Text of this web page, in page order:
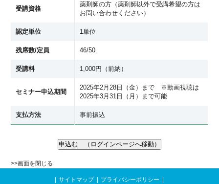
受講資格
薬剤師の方（薬剤師以外で受講希望の方は
お問い合わせください）
認定単位 1単位
残席数/定員 46/50
受講料 1,000円（前納）
セミナー申込期間
2025年2月28日（金）まで ※動画視聴は
2025年3月31日（月）まで可能
支払方法 事前振込
>>画面を閉じる
サイトマップ プライバシーポリシー